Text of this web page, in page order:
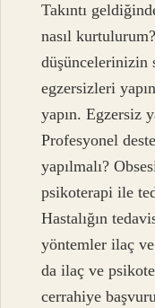
Takıntı
nasıl
düşüncelerinizin
egzersizleri
yapın. Egzersiz
Profesyonel
yapılmalı?
psikoterapi ile
Hastalığın
yöntemler ilaç
da ilaç ve
cerrahiye